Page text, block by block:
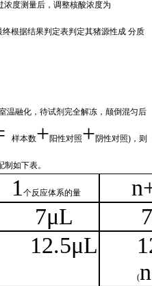
浓度测量后，调整核酸浓度为
终根据结果判定表判定其猪源性成 分质
温融化，待试剂完全解冻，颠倒混匀后
样本数+阳性对照+阴性对照)，则
制如下表。
1 个反应体系的量
7μL
12.5μL
(